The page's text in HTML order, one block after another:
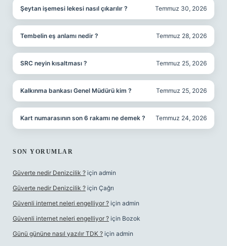
Şeytan işemesi lekesi nasıl çıkarılır ? Temmuz 30, 2026
Tembelin eş anlamı nedir ? Temmuz 28, 2026
SRC neyin kısaltması ? Temmuz 25, 2026
Kalkınma bankası Genel Müdürü kim ? Temmuz 25, 2026
Kart numarasının son 6 rakamı ne demek ? Temmuz 24, 2026
SON YORUMLAR
Güverte nedir Denizcilik ? için admin
Güverte nedir Denizcilik ? için Çağrı
Güvenli internet neleri engelliyor ? için admin
Güvenli internet neleri engelliyor ? için Bozok
Günü gününe nasıl yazılır TDK ? için admin